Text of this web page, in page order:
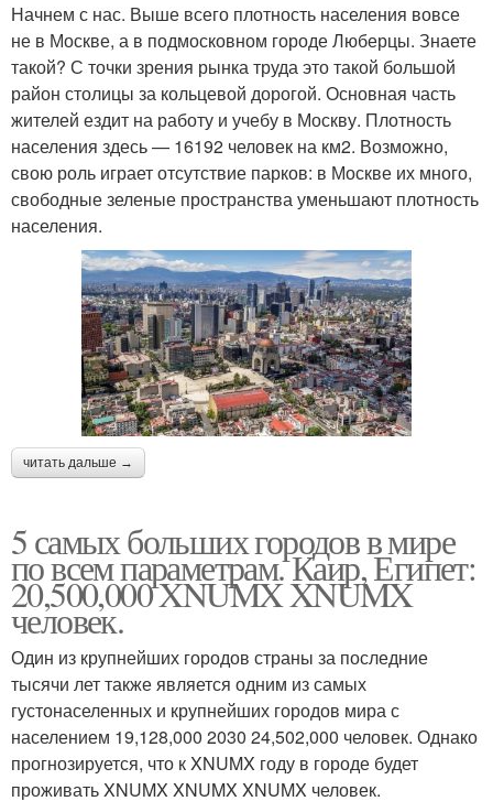
Начнем с нас. Выше всего плотность населения вовсе
не в Москве, а в подмосковном городе Люберцы. Знаете
такой? С точки зрения рынка труда это такой большой
район столицы за кольцевой дорогой. Основная часть
жителей ездит на работу и учебу в Москву. Плотность
населения здесь — 16192 человек на км2. Возможно,
свою роль играет отсутствие парков: в Москве их много,
свободные зеленые пространства уменьшают плотность
населения.
читать дальше →
5 самых больших городов в мире
по всем параметрам. Каир, Египет:
20,500,000 XNUMX XNUMX
человек.
Один из крупнейших городов страны за последние
тысячи лет также является одним из самых
густонаселенных и крупнейших городов мира с
населением 19,128,000 2030 24,502,000 человек. Однако
прогнозируется, что к XNUMX году в городе будет
проживать XNUMX XNUMX XNUMX человек.